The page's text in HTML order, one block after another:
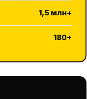
1,5 млн+
180+